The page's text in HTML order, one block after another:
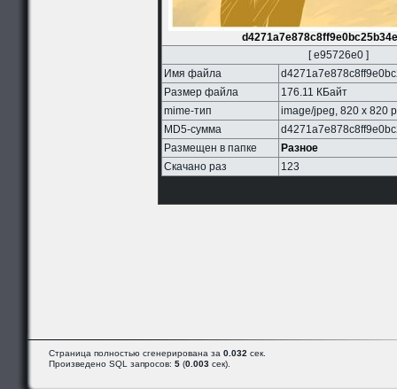
[ e95726e0 ]
Имя файла
Размер файла
176.11 КБайт
mime-тип
image/jpeg, 820 x 820
MD5-сумма
Размещен в папке
Разное
Скачано раз
123
Страница полностью сгенерирована за 0.032 сек.
Произведено SQL запросов: 5 (0.003 сек).